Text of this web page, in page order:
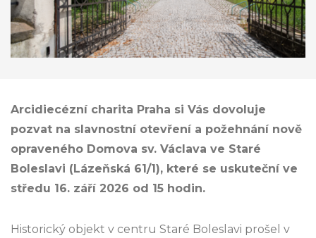
Arcidiecézní charita Praha si Vás dovoluje
pozvat na slavnostní otevření a požehnání nově
opraveného Domova sv. Václava ve Staré
Boleslavi (Lázeňská 61/1), které se uskuteční ve
středu 16. září 2026 od 15 hodin.
Historický objekt v centru Staré Boleslavi prošel v